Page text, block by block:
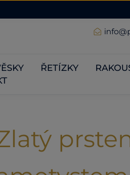
ŘETÍZKY